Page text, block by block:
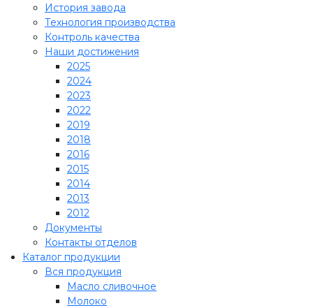
История завода
Технология производства
Контроль качества
Наши достижения
2025
2024
2023
2022
2019
2018
2016
2015
2014
2013
2012
Документы
Контакты отделов
Каталог продукции
Вся продукция
Масло сливочное
Молоко